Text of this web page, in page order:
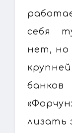
себя
нет, но
лизать